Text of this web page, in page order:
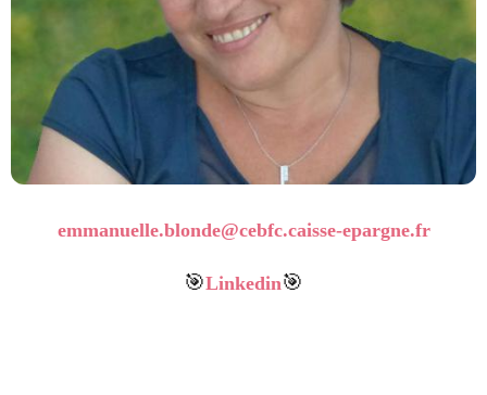
emmanuelle.blonde@cebfc.caisse-epargne.fr
🎯Linkedin🎯